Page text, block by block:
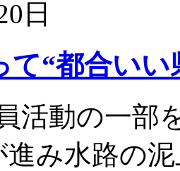
日
て“都合いい
活動の一部
進み水路の